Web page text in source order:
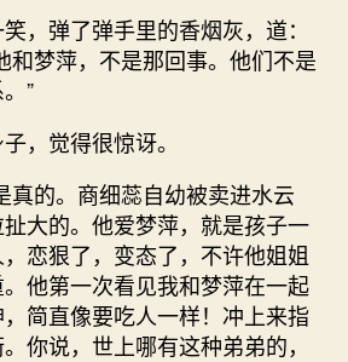
弹了弹手里的香烟灰，道：
和梦萍，不是那回事。他们不是
”
觉得很惊讶。
的。商细蕊自幼被卖进水云
大的。他爱梦萍，就是孩子一
恋狠了，变态了，不许他姐姐
他第一次看见我和梦萍在一起
简直像要吃人一样！冲上来指
你说，世上哪有这种弟弟的，